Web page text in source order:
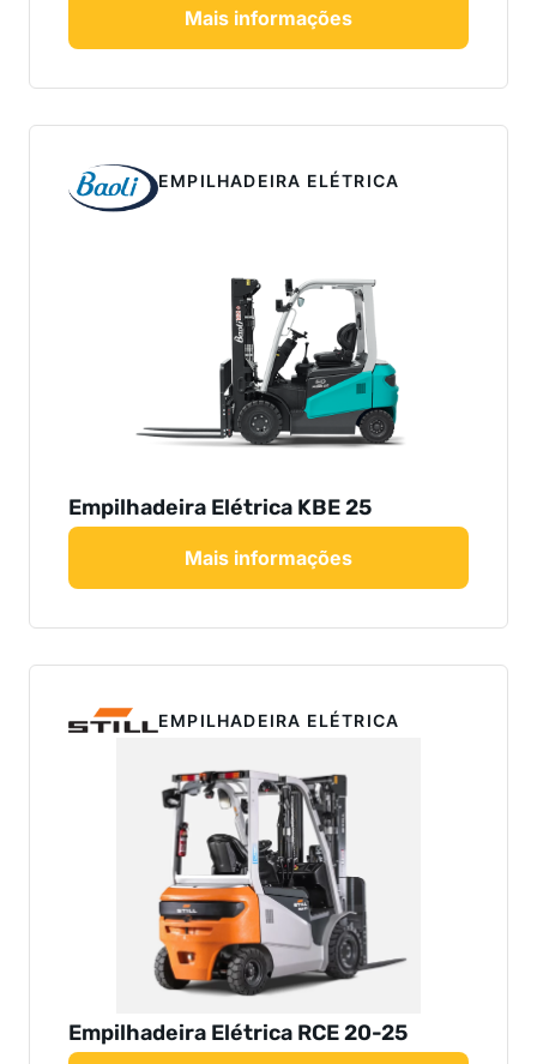
Mais informações
EMPILHADEIRA ELÉTRICA
Empilhadeira Elétrica KBE 25
Mais informações
EMPILHADEIRA ELÉTRICA
Empilhadeira Elétrica RCE 20-25